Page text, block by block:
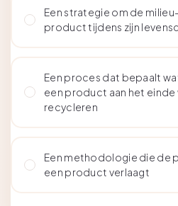
Een strategie om de
product tijdens zijn
Een proces dat bepaalt
een product aan het einde
recycleren
Een methodologie die de
een product verlaagt